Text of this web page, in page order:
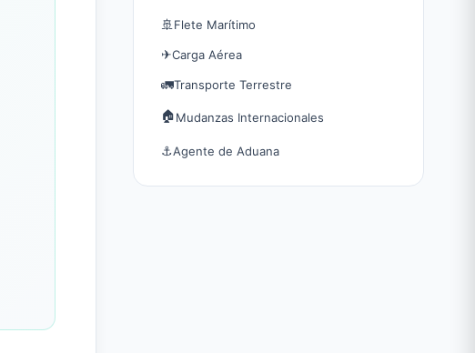
🚢 Flete Marítimo
✈Carga Aérea
🚛Transporte Terrestre
🏠Mudanzas Internacionales
⚓Agente de Aduana